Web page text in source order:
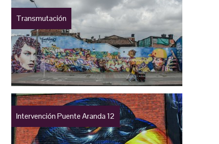
Transmutación
Intervención Puente Aranda 12